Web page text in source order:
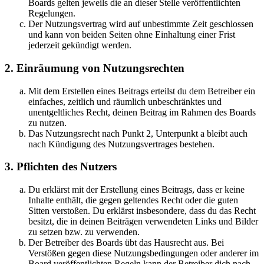
Boards gelten jeweils die an dieser Stelle veröffentlichten
Regelungen.
Der Nutzungsvertrag wird auf unbestimmte Zeit geschlossen
und kann von beiden Seiten ohne Einhaltung einer Frist
jederzeit gekündigt werden.
2. Einräumung von Nutzungsrechten
Mit dem Erstellen eines Beitrags erteilst du dem Betreiber ein
einfaches, zeitlich und räumlich unbeschränktes und
unentgeltliches Recht, deinen Beitrag im Rahmen des Boards
zu nutzen.
Das Nutzungsrecht nach Punkt 2, Unterpunkt a bleibt auch
nach Kündigung des Nutzungsvertrages bestehen.
3. Pflichten des Nutzers
Du erklärst mit der Erstellung eines Beitrags, dass er keine
Inhalte enthält, die gegen geltendes Recht oder die guten
Sitten verstoßen. Du erklärst insbesondere, dass du das Recht
besitzt, die in deinen Beiträgen verwendeten Links und Bilder
zu setzen bzw. zu verwenden.
Der Betreiber des Boards übt das Hausrecht aus. Bei
Verstößen gegen diese Nutzungsbedingungen oder anderer im